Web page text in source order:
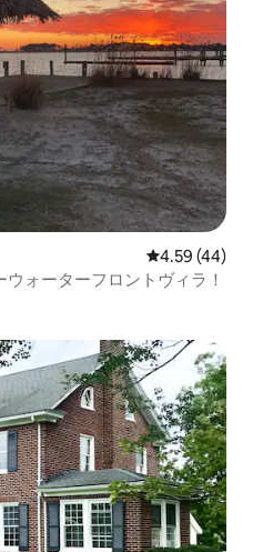
レビュー44
4.59 (44)
ォーターフロントヴィラ！